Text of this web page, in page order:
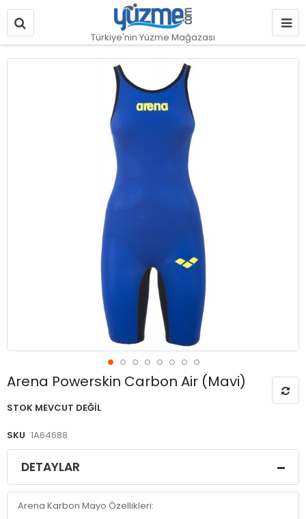
Türkiye'nin Yüzme Mağazası
Arena Powerskin Carbon Air (Mavi)
STOK MEVCUT DEĞIL
SKU 1A64688
Resim
Resim
başlangıcına
DETAYLAR
Arena Karbon Mayo Özellikleri: